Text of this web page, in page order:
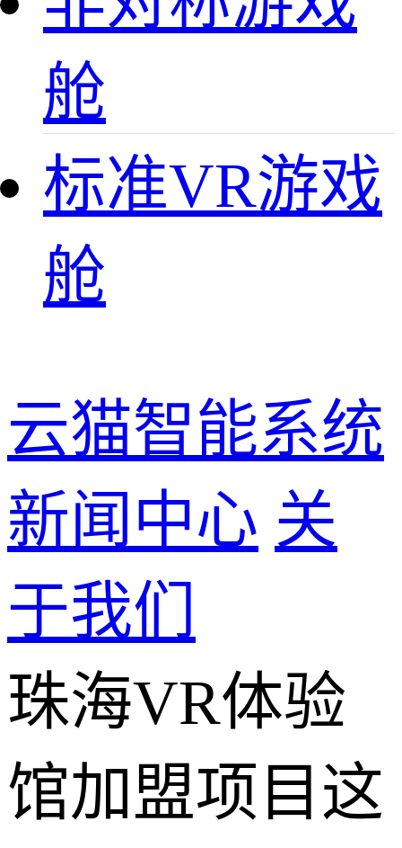
舱
标准VR游戏
舱
云猫智能系统
新闻中心 关
于我们
珠海VR体验
馆加盟项目这